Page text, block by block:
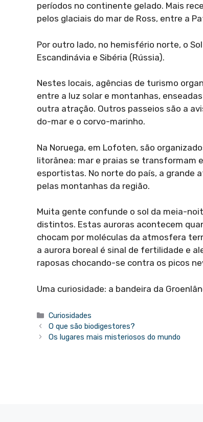
períodos no continente gelado. Mais
pelos glaciais do mar de Ross, entre a
Por outro lado, no hemisfério norte, o
Escandinávia e Sibéria (Rússia).
Nestes locais, agências de turismo
entre a luz solar e montanhas,
outra atração. Outros passeios são a
do-mar e o corvo-marinho.
Na Noruega, em Lofoten, são
litorânea: mar e praias se transformam
esportistas. No norte do país, a grande
pelas montanhas da região.
Muita gente confunde o sol da meia-
distintos. Estas auroras acontecem
chocam por moléculas da atmosfera
a aurora boreal é sinal de fertilidade e
raposas chocando-se contra os picos
Uma curiosidade: a bandeira da
Categorias
Curiosidades
O que são biodigestores?
Os lugares mais misteriosos do mundo